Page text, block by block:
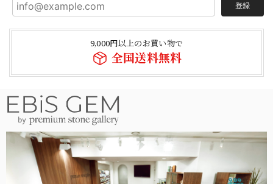
登録
9,000円以上のお買い物で
全国送料無料